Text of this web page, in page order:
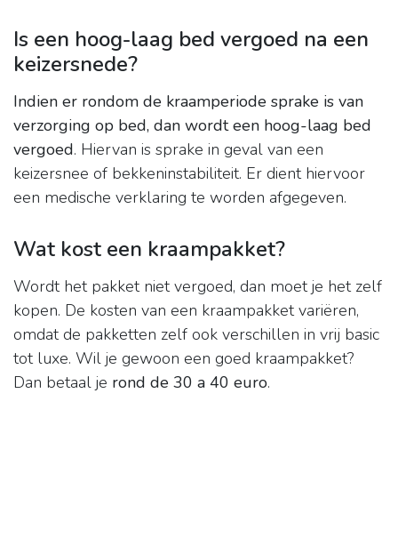
Is een hoog-laag bed vergoed na een
keizersnede?
Indien er rondom de kraamperiode sprake is van
verzorging op bed, dan wordt een hoog-laag bed
vergoed. Hiervan is sprake in geval van een
keizersnee of bekkeninstabiliteit. Er dient hiervoor
een medische verklaring te worden afgegeven.
Wat kost een kraampakket?
Wordt het pakket niet vergoed, dan moet je het zelf
kopen. De kosten van een kraampakket variëren,
omdat de pakketten zelf ook verschillen in vrij basic
tot luxe. Wil je gewoon een goed kraampakket?
Dan betaal je rond de 30 a 40 euro.